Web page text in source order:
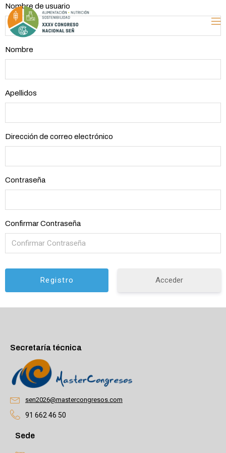
Nombre de usuario
Nombre
Apellidos
Dirección de correo electrónico
Contraseña
Confirmar Contraseña
Acceder
Secretaría técnica
sen2026@mastercongresos.com
91 662 46 50
Sede